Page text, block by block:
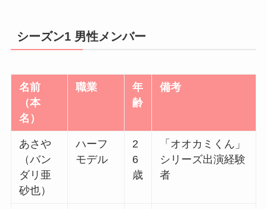
シーズン1 男性メンバー
名前
（本
名）
職業
年
齢
備考
あさや
（バン
ダリ亜
砂也）
ハーフ
モデル
2
6
歳
「オオカミくん」
シリーズ出演経験
者